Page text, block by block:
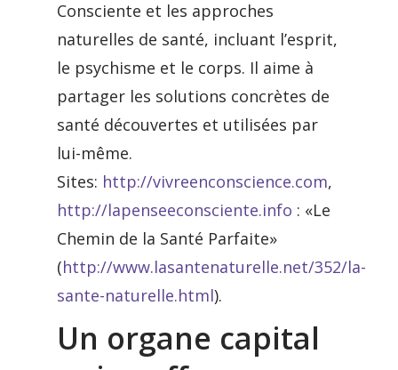
Consciente et les approches
naturelles de santé, incluant l’esprit,
le psychisme et le corps. Il aime à
partager les solutions concrètes de
santé découvertes et utilisées par
lui-même.
Sites: http://vivreenconscience.com,
http://lapenseeconsciente.info : «Le
Chemin de la Santé Parfaite»
(http://www.lasantenaturelle.net/352/la-
sante-naturelle.html).
Un organe capital